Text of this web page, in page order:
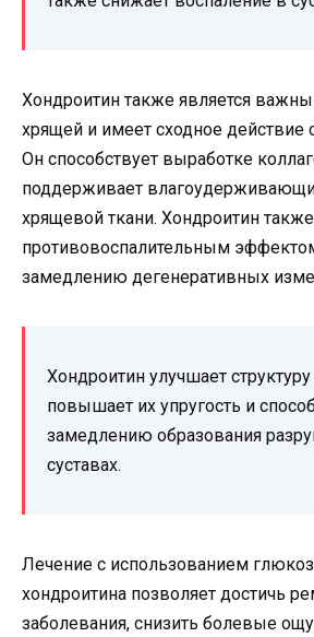
Хондроитин также является
хрящей и имеет сходное действие
Он способствует выработке
поддерживает
хрящевой ткани. Хондроитин
противовоспалительным
замедлению дегенеративных
Хондроитин улучшает
повышает их упругость и
замедлению образования
суставах.
Лечение с использованием
хондроитина позволяет достичь
заболевания, снизить болевые